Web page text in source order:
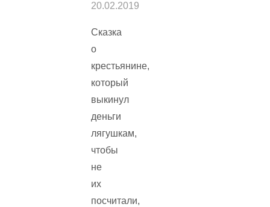
20.02.2019
Сказка
о
крестьянине,
который
выкинул
деньги
лягушкам,
чтобы
не
их
посчитали,